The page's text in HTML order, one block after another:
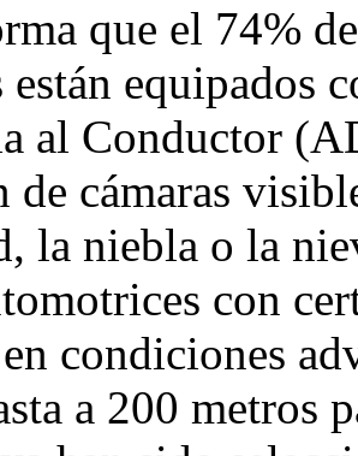
que el 74%
están equipados
al Conductor
de cámaras
la niebla o la
con
condiciones
a 200 metros